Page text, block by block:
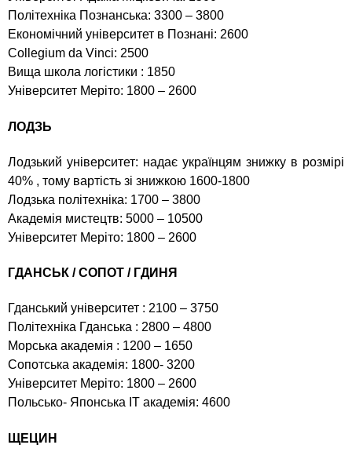
Політехніка Познанська: 3300 – 3800
Економічний університет в Познані: 2600
Collegium da Vinci: 2500
Вища школа логістики : 1850
Університет Меріто: 1800 – 2600
ЛОДЗЬ
Лодзький університет: надає українцям знижку в розмірі
40% , тому вартість зі знижкою 1600-1800
Лодзька політехніка: 1700 – 3800
Академія мистецтв: 5000 – 10500
Університет Меріто: 1800 – 2600
ГДАНСЬК / СОПОТ / ГДИНЯ
Гданський університет : 2100 – 3750
Політехніка Гданська : 2800 – 4800
Морська академія : 1200 – 1650
Сопотська академія: 1800- 3200
Університет Меріто: 1800 – 2600
Польсько- Японська ІТ академія: 4600
ЩЕЦИН